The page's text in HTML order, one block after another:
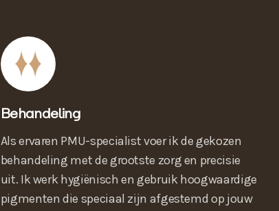
Behandeling
Als ervaren PMU-specialist voer ik de gekozen
behandeling met de grootste zorg en precisie
uit. Ik werk hygiënisch en gebruik hoogwaardige
pigmenten die speciaal zijn afgestemd op jouw